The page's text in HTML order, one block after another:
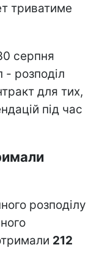
триватиме
серпня
- розподіл
для тих,
під час
розподілу
212